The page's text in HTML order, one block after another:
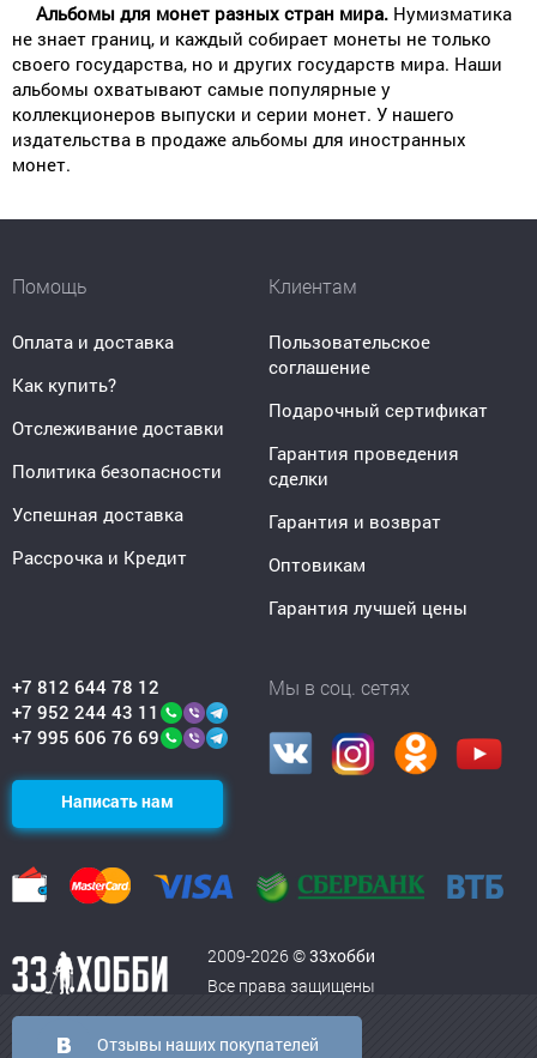
Альбомы для монет разных стран мира. Нумизматика
не знает границ, и каждый собирает монеты не только
своего государства, но и других государств мира. Наши
альбомы охватывают самые популярные у
коллекционеров выпуски и серии монет. У нашего
издательства в продаже альбомы для иностранных
монет.
Помощь
Оплата и доставка
Как купить?
Отслеживание доставки
Политика безопасности
Успешная доставка
Рассрочка и Кредит
Клиентам
Пользовательское
соглашение
Подарочный сертификат
Гарантия проведения
сделки
Гарантия и возврат
Оптовикам
Гарантия лучшей цены
+7 812 644 78 12
+7 952 244 43 11
+7 995 606 76 69
Написать нам
Мы в соц. сетях
2009-2026 ©33хобби
Все права защищены
Отзывы наших покупателей